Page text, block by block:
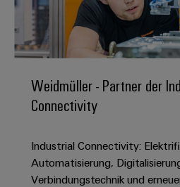
erlebbar
werden.
Datencenter
und
Produkte
für
effizient,
zuverlässig,
skalierbar
Anschlusstechnologie
DC-
u-
OS
Computing
Industrial
Leiterplattenklemmen
Gehäusesysteme
und
komponenten
und
-
komponenten
Fast
Delivery
Beratung
und
digitale
Planung
Vertrieb
uns
Promotionfahrzeug
Distribution
für
unsere
Weidmüller
Zahlen
Fakten
Unser
Nachhaltigkeit
Stellen
für
Berufserfahrene
Für
Weidmüller - Partner der
Connectivity
Industrial Connectivity:
Automatisierung,
Verbindungstechnik und